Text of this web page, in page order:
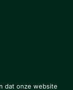
dat onze website